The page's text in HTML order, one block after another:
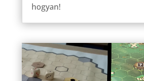
hogyan!